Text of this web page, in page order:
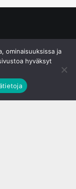
ominaisuuksissa ja
hyväksyt